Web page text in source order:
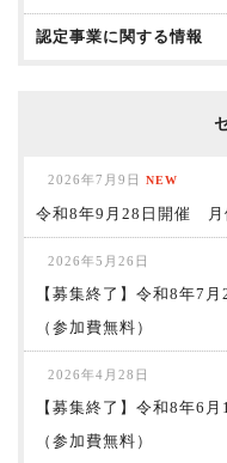
認定事業に関する情報
2026年7月9日 NEW
令和8年9月28日開催 月
2026年5月26日
【募集終了】令和8年7
（参加費無料）
2026年4月28日
【募集終了】令和8年6
（参加費無料）